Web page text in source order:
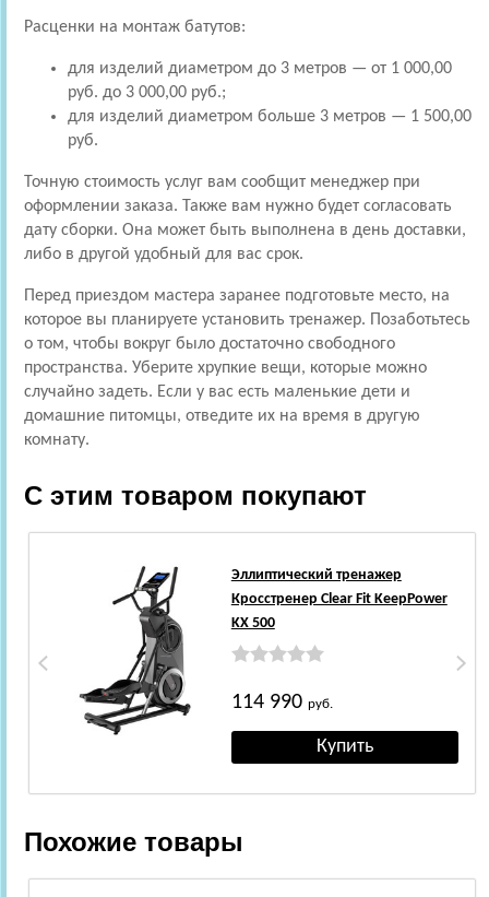
Расценки на монтаж батутов:
для изделий диаметром до 3 метров — от 1 000,00
руб. до 3 000,00 руб.;
для изделий диаметром больше 3 метров — 1 500,00
руб.
Точную стоимость услуг вам сообщит менеджер при
оформлении заказа. Также вам нужно будет согласовать
дату сборки. Она может быть выполнена в день доставки,
либо в другой удобный для вас срок.
Перед приездом мастера заранее подготовьте место, на
которое вы планируете установить тренажер. Позаботьтесь
о том, чтобы вокруг было достаточно свободного
пространства. Уберите хрупкие вещи, которые можно
случайно задеть. Если у вас есть маленькие дети и
домашние питомцы, отведите их на время в другую
комнату.
С этим товаром покупают
Эллиптический тренажер
Кросстренер Clear Fit KeepPower
KX 500
114 990 руб.
Похожие товары